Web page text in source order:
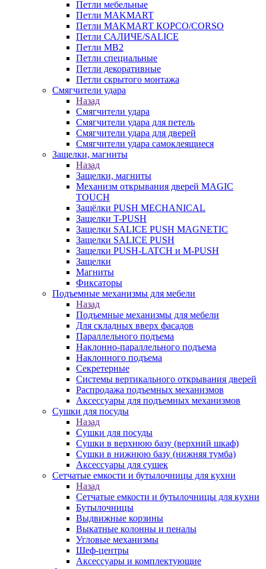
Петли мебельные
Петли MAKMART
Петли MAKMART КОРСО/CORSO
Петли САЛИЧЕ/SALICE
Петли MB2
Петли специальные
Петли декоративные
Петли скрытого монтажа
Смягчители удара
Назад
Смягчители удара
Смягчители удара для петель
Смягчители удара для дверей
Cмягчители удара самоклеящиеся
Защелки, магниты
Назад
Защелки, магниты
Механизм открывания дверей MAGIC
TOUCH
Защёлки PUSH MECHANICAL
Защелки T-PUSH
Защелки SALICE PUSH MAGNETIC
Защелки SALICE PUSH
Защелки PUSH-LATCH и M-PUSH
Защелки
Магниты
Фиксаторы
Подъемные механизмы для мебели
Назад
Подъемные механизмы для мебели
Для складных вверх фасадов
Параллельного подъема
Наклонно-параллельного подъема
Наклонного подъема
Секретерные
Системы вертикального открывания дверей
Распродажа подъемных механизмов
Аксессуары для подъемных механизмов
Сушки для посуды
Назад
Сушки для посуды
Сушки в верхнюю базу (верхний шкаф)
Сушки в нижнюю базу (нижняя тумба)
Аксессуары для сушек
Сетчатые емкости и бутылочницы для кухни
Назад
Сетчатые емкости и бутылочницы для кухни
Бутылочницы
Выдвижные корзины
Выкатные колонны и пеналы
Угловые механизмы
Шеф-центры
Аксессуары и комплектующие